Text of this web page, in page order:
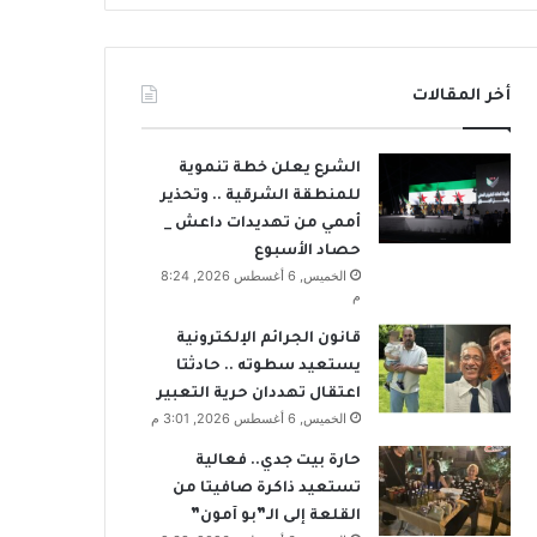
أخر المقالات
الشرع يعلن خطة تنموية
للمنطقة الشرقية .. وتحذير
أممي من تهديدات داعش _
حصاد الأسبوع
الخميس, 6 أغسطس 2026, 8:24
م
قانون الجرائم الإلكترونية
يستعيد سطوته .. حادثتا
اعتقال تهددان حرية التعبير
الخميس, 6 أغسطس 2026, 3:01 م
حارة بيت جدي.. فعالية
تستعيد ذاكرة صافيتا من
القلعة إلى الـ”بو آمون”